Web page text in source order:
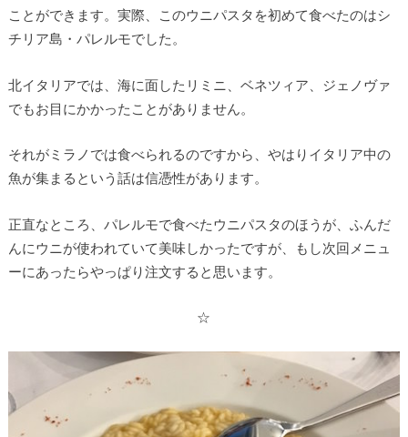
ことができます。実際、このウニパスタを初めて食べたのはシ
チリア島・パレルモでした。
北イタリアでは、海に面したリミニ、ベネツィア、ジェノヴァ
でもお目にかかったことがありません。
それがミラノでは食べられるのですから、やはりイタリア中の
魚が集まるという話は信憑性があります。
正直なところ、パレルモで食べたウニパスタのほうが、ふんだ
んにウニが使われていて美味しかったですが、もし次回メニュ
ーにあったらやっぱり注文すると思います。
☆